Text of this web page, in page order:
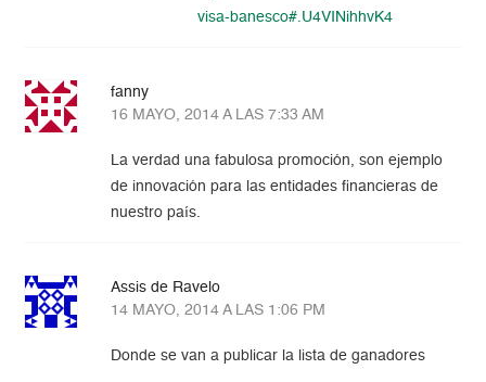
visa-banesco#.U4VINihhvK4
fanny
16 MAYO, 2014 A LAS 7:33 AM
La verdad una fabulosa promoción, son ejemplo
de innovación para las entidades financieras de
nuestro país.
Assis de Ravelo
14 MAYO, 2014 A LAS 1:06 PM
Donde se van a publicar la lista de ganadores